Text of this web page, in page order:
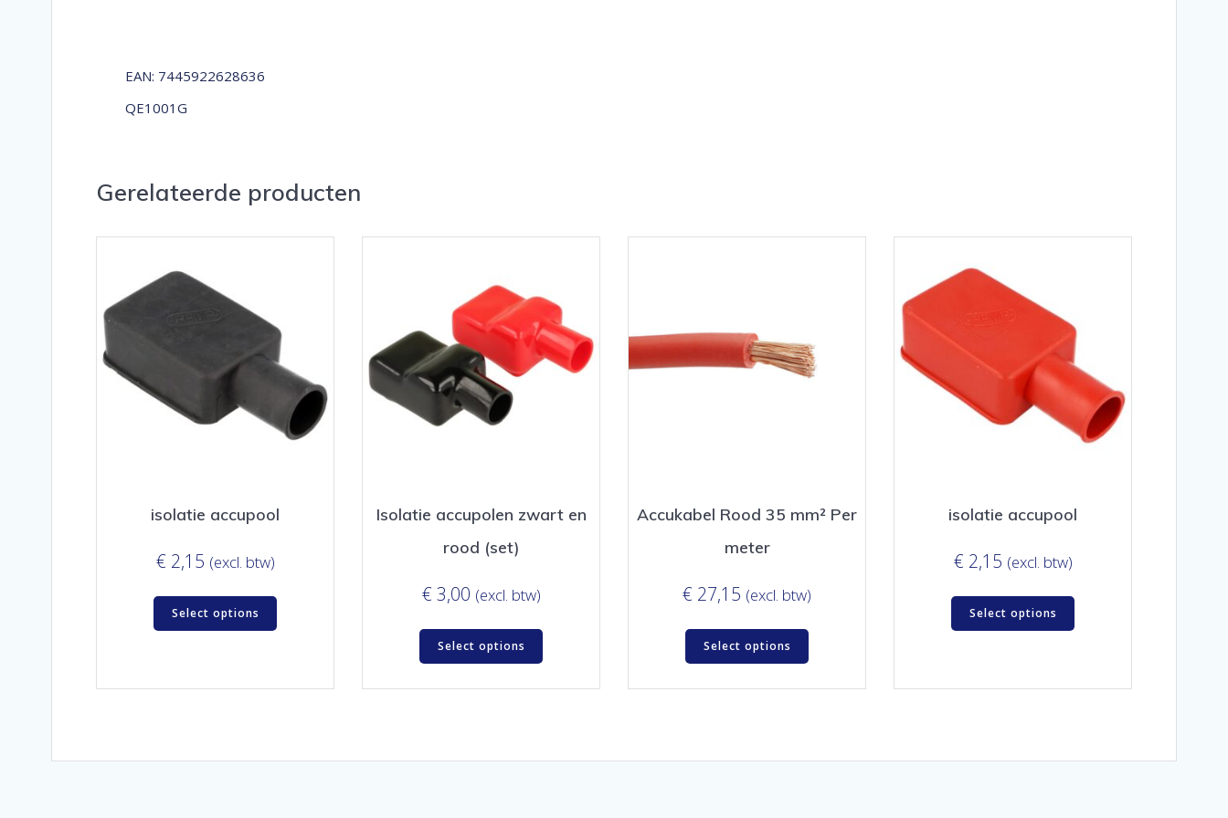
EAN: 7445922628636
QE1001G
Gerelateerde producten
isolatie accupool
€ 2,15 (excl. btw)
Select options
Isolatie accupolen zwart en
rood (set)
€ 3,00 (excl. btw)
Select options
Accukabel Rood 35 mm² Per
meter
€ 27,15 (excl. btw)
Select options
isolatie accupool
€ 2,15 (excl. btw)
Select options